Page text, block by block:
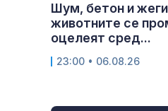
Шум, бетон и
животните се
оцелеят сред...
23:00 • 06.08.26